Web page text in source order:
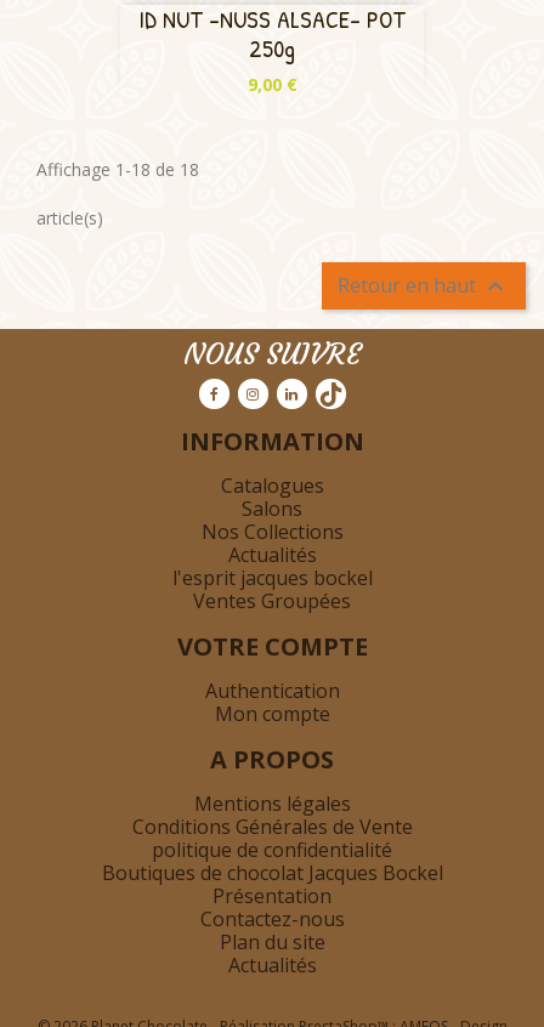
ID NUT -NUSS ALSACE- POT
250g
Prix
9,00 €
Affichage 1-18 de 18
article(s)
Retour en haut 
NOUS SUIVRE
INFORMATION
Catalogues
Salons
Nos Collections
Actualités
l'esprit jacques bockel
Ventes Groupées
VOTRE COMPTE
Authentication
Mon compte
A PROPOS
Mentions légales
Conditions Générales de Vente
politique de confidentialité
Boutiques de chocolat Jacques Bockel
Présentation
Contactez-nous
Plan du site
Actualités